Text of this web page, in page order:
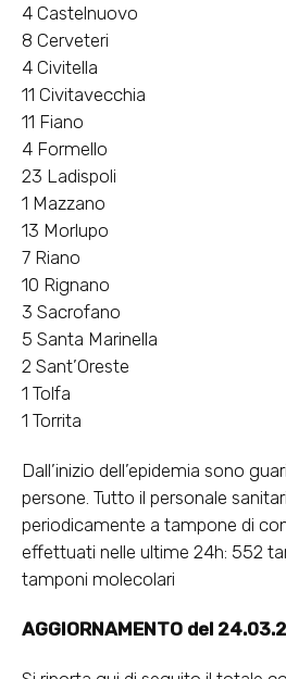
4 Castelnuovo
8 Cerveteri
4 Civitella
11 Civitavecchia
11 Fiano
4 Formello
23 Ladispoli
1 Mazzano
13 Morlupo
7 Riano
10 Rignano
3 Sacrofano
5 Santa Marinella
2 Sant’Oreste
1 Tolfa
1 Torrita
Dall’inizio dell’epidemia sono
persone. Tutto il personale
periodicamente a tampone di
effettuati nelle ultime 24h: 552
tamponi molecolari
AGGIORNAMENTO del